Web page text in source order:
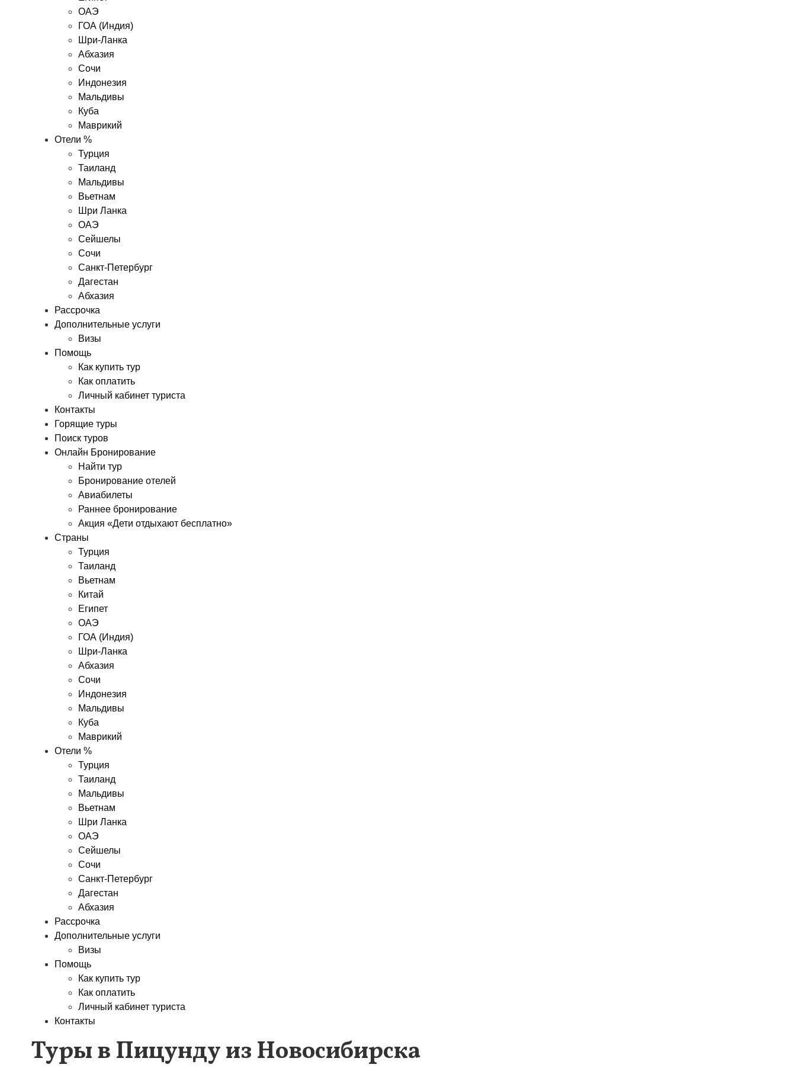
ОАЭ
ГОА (Индия)
Шри-Ланка
Абхазия
Сочи
Индонезия
Мальдивы
Куба
Маврикий
Отели %
Турция
Таиланд
Мальдивы
Вьетнам
Шри Ланка
ОАЭ
Сейшелы
Сочи
Санкт-Петербург
Дагестан
Абхазия
Рассрочка
Дополнительные услуги
Визы
Помощь
Как купить тур
Как оплатить
Личный кабинет туриста
Контакты
Горящие туры
Поиск туров
Онлайн Бронирование
Найти тур
Бронирование отелей
Авиабилеты
Раннее бронирование
Акция «Дети отдыхают бесплатно»
Страны
Турция
Таиланд
Вьетнам
Китай
Египет
ОАЭ
ГОА (Индия)
Шри-Ланка
Абхазия
Сочи
Индонезия
Мальдивы
Куба
Маврикий
Отели %
Турция
Таиланд
Мальдивы
Вьетнам
Шри Ланка
ОАЭ
Сейшелы
Сочи
Санкт-Петербург
Дагестан
Абхазия
Рассрочка
Дополнительные услуги
Визы
Помощь
Как купить тур
Как оплатить
Личный кабинет туриста
Контакты
Туры в Пицунду из Новосибирска